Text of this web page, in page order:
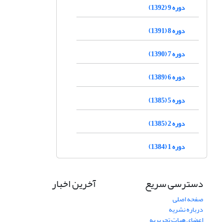
دوره 9 (1392)
دوره 8 (1391)
دوره 7 (1390)
دوره 6 (1389)
دوره 5 (1385)
دوره 2 (1385)
دوره 1 (1384)
دسترسی سریع
صفحه اصلی
درباره نشریه
آخرین اخبار